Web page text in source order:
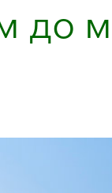
до